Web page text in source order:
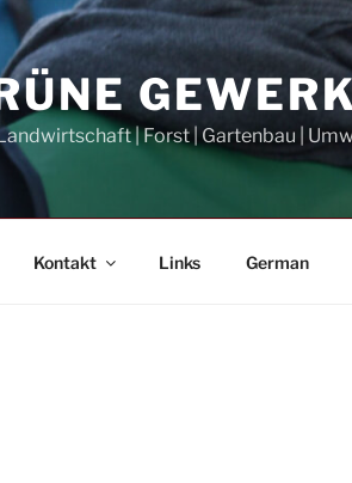
| Forst | Gartenbau |
Kontakt Links German